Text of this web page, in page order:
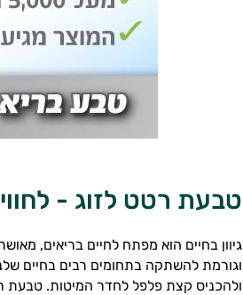
טבעת רטט לזוג -
גיוון בחיים הוא מפתח לחיים בריאים,
וגורמת להשתקה בתחומים רבים בחיים
ולהכניס קצת פלפל לחדר המיטות. טבעת